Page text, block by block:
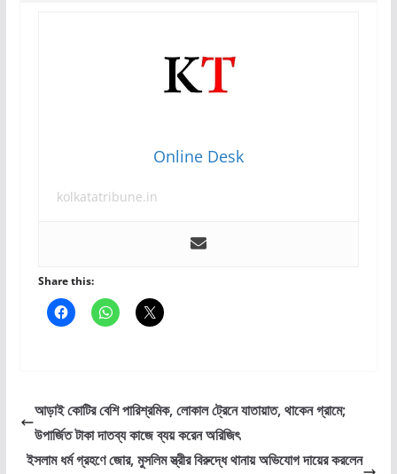
Online Desk
kolkatatribune.in
Share this:
আড়াই কোটির বেশি পারিশ্রমিক, লোকাল ট্রেনে যাতায়াত, থাকেন গ্রামে;
উপার্জিত টাকা দাতব্য কাজে ব্যয় করেন অরিজিৎ
ইসলাম ধর্ম গ্রহণে জোর, মুসলিম স্ত্রীর বিরুদ্ধে থানায় অভিযোগ দায়ের করলেন